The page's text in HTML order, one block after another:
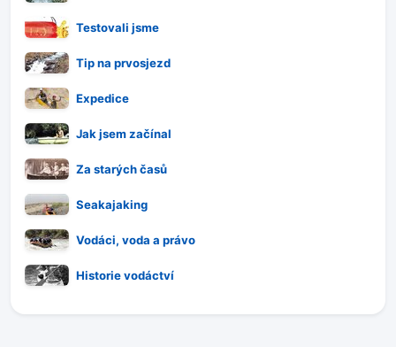
Testovali jsme
Tip na prvosjezd
Expedice
Jak jsem začínal
Za starých časů
Seakajaking
Vodáci, voda a právo
Historie vodáctví